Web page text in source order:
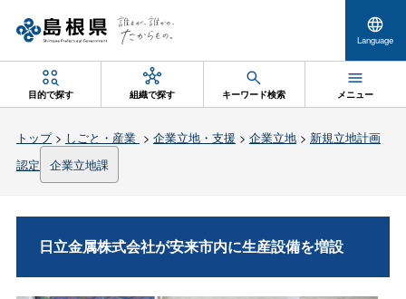
Language
目的で探す 組織で探す キーワード検索 メニュー
トップ> しごと・産業 > 企業立地・支援 > 企業立地> 新規立地計画
認定
企業立地課
日立金属株式会社が安来市内に生産設備を増設